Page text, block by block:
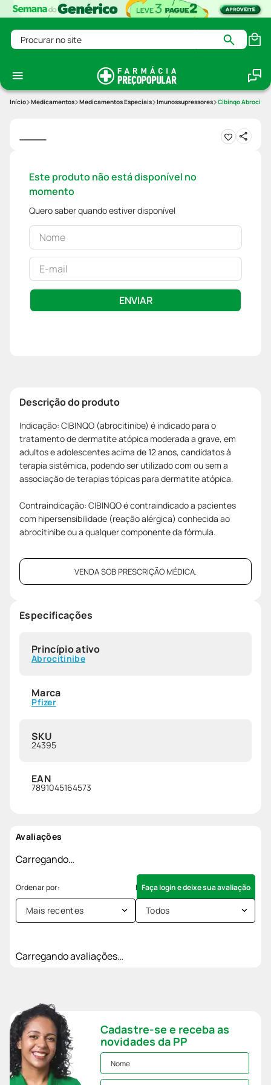
Procurar no site
Medicamentos Medicamentos Especiais Imunossupressores Cibinqo
Este produto não está disponível no
momento
Quero saber quando estiver disponível
ENVIAR
Descrição do produto
Indicação: CIBINQO (abrocitinibe) é indicado para o
tratamento de dermatite atópica moderada a grave, em
adultos e adolescentes acima de 12 anos, candidatos à
terapia sistêmica, podendo ser utilizado com ou sem a
associação de terapias tópicas para dermatite atópica.
Contraindicação: CIBINQO é contraindicado a pacientes
com hipersensibilidade (reação alérgica) conhecida ao
abrocitinibe ou a qualquer componente da fórmula.
VENDA SOB PRESCRIÇÃO MÉDICA.
Especificações
Princípio ativo
Abrocitinibe
Marca
Pfizer
SKU
24395
EAN
7891045164573
Avaliações
Carregando…
Faça login e deixe sua avaliação
Mais recentes Todos
Carregando avaliações…
Cadastre-se e receba as
novidades da PP